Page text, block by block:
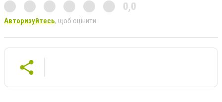
0,0
Авторизуйтесь, щоб оцінити